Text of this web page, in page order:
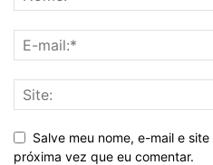
Salve meu nome, e-mail e
próxima vez que eu comentar.